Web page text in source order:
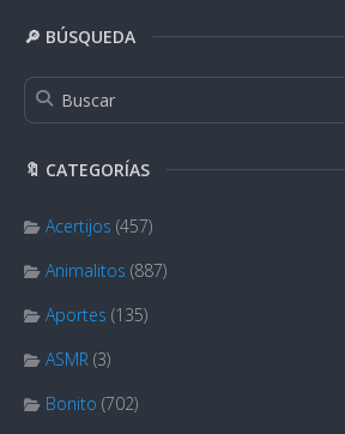
🔎 BÚSQUEDA
🔖 CATEGORÍAS
Acertijos (457)
Animalitos (887)
Aportes (135)
ASMR (3)
Bonito (702)